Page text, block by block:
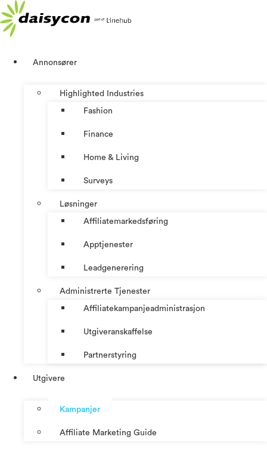
Skip
to
content
Annonsører
Highlighted Industries
Fashion
Finance
Home & Living
Surveys
Løsninger
Affiliatemarkedsføring
Apptjenester
Leadgenerering
Administrerte Tjenester
Affiliatekampanjeadministrasjon
Utgiveranskaffelse
Partnerstyring
Utgivere
Kampanjer
Affiliate Marketing Guide